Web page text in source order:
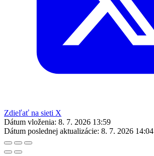
Zdieľať na sieti X
Dátum vloženia: 8. 7. 2026 13:59
Dátum poslednej aktualizácie: 8. 7. 2026 14:04